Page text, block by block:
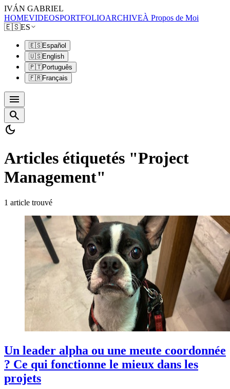
IVÁN GABRIEL
HOMEVIDEOSPORTFOLIOARCHIVEÀ Propos de Moi
🇪🇸ES
🇪🇸Español
🇺🇸English
🇵🇹Português
🇫🇷Français
menu
search
dark_mode
Articles étiquetés "Project
Management"
1 article trouvé
Un leader alpha ou une meute coordonnée
? Ce qui fonctionne le mieux dans les
projets